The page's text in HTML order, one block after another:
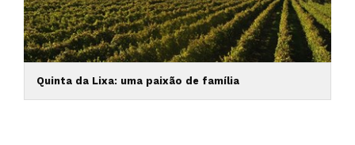
Quinta da Lixa: uma paixão de família